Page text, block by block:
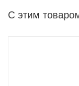
С этим